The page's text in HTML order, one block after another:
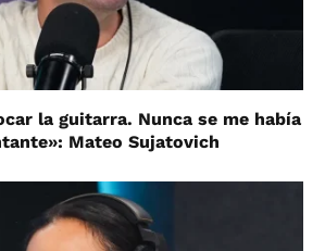
la guitarra. Nunca se me había
Mateo Sujatovich